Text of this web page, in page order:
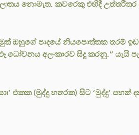
නොමැත. කවරෙකු එහිදී
ඔහුගේ පාදයේ නියපොත්තක තරම්
ධෝවනය අලංකාරව සිදු කරනු.” යැයි
එකක (මුද්දු හතරක) සිට ‘මුද්දු’